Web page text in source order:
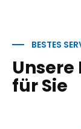
BESTES
für Sie